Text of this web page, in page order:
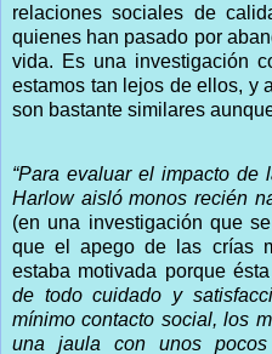
relaciones sociales de
quienes han pasado por
vida. Es una investigación
estamos tan lejos de ellos, y
son bastante similares
“Para evaluar el impacto de
Harlow aisló monos recién
(en una investigación que
que el apego de las crías
estaba motivada porque
de todo cuidado y
mínimo contacto social, los
una jaula con unos